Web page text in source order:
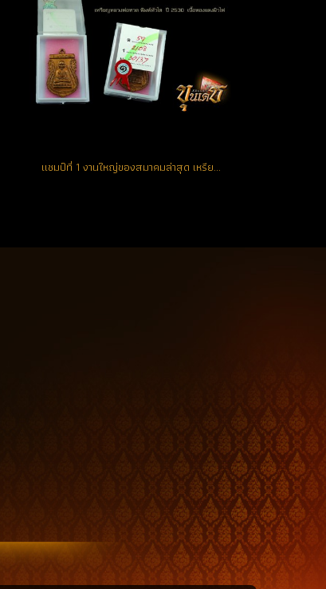
แชมป์ที่ 1 งานใหญ่ของสมาคมล่าสุด เหรียญเสมาหัวโต เนื้อทองแดงผิวไฟ ผิวสวย จมูกหน้า-หลังโด่งปริ๊ด (ขายแล้ว)